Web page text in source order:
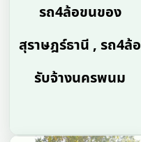
รถ4ล้อขนของ
สุราษฎร์ธานี , รถ4ล้อ
รับจ้างนครพนม